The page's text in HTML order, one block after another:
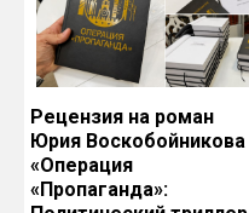
Рецензия на роман
Юрия Воскобойникова
«Операция
«Пропаганда»: